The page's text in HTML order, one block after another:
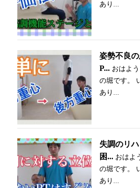
あり...
姿勢不良
P... おはよ
の堀です。
あり...
失調のリ
困... おはよ
の堀です。
あり...